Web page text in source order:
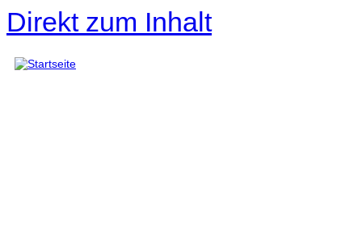
Direkt zum Inhalt